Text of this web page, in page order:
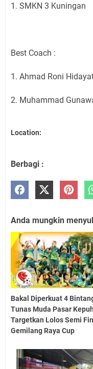
1. SMKN 3 Kuningan
Best Coach :
1. Ahmad Roni
2. ⁠Muhammad
Location:
Berbagi :
Anda mungkin
Bakal Diperkuat 4
Tunas Muda Pasar Kepuh
Targetkan Lolos Semi
Gemilang Raya Cup